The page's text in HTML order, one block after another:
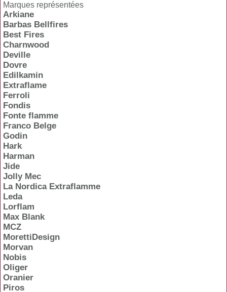
Marques représentées
Arkiane
Barbas Bellfires
Best Fires
Charnwood
Deville
Dovre
Edilkamin
Extraflame
Ferroli
Fondis
Fonte flamme
Franco Belge
Godin
Hark
Harman
Jide
Jolly Mec
La Nordica Extraflamme
Leda
Lorflam
Max Blank
MCZ
MorettiDesign
Morvan
Nobis
Oliger
Oranier
Piros